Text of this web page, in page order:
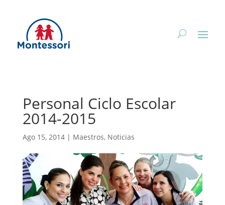
Personal Ciclo Escolar
2014-2015
Ago 15, 2014| Maestros, Noticias